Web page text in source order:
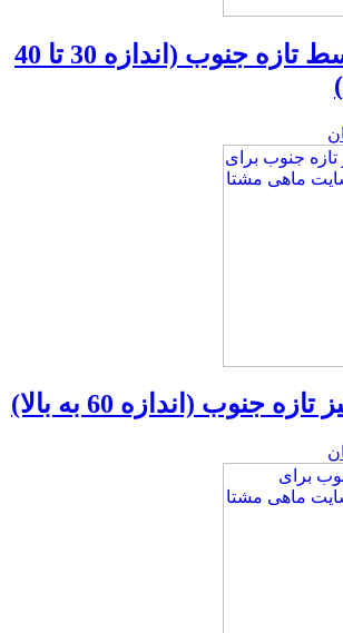
میگو متوسط تازه جنوب (اندازه 30 تا 40
جنوب (اندازه 60 به بالا)